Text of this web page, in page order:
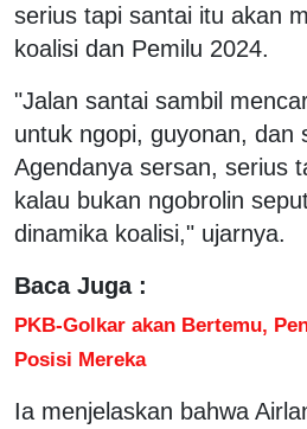
serius tapi santai itu akan
koalisi dan Pemilu 2024.
"Jalan santai sambil
untuk ngopi, guyonan, dan
Agendanya sersan, serius
kalau bukan ngobrolin
dinamika koalisi," ujarnya.
Baca Juga :
PKB-Golkar akan Bertemu,
Posisi Mereka
Ia menjelaskan bahwa